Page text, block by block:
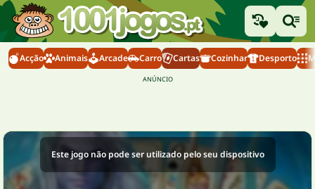
Acção Animais Arcade Carro Cartas Cozinhar Desporto
Este jogo não pode ser utilizado pelo seu dispositivo